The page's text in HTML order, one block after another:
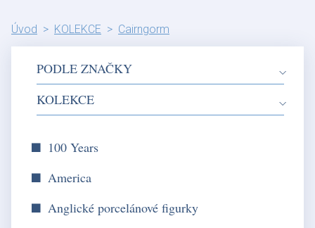
Úvod KOLEKCE Cairngorm
PODLE ZNAČKY
KOLEKCE
100 Years
America
Anglické porcelánové figurky